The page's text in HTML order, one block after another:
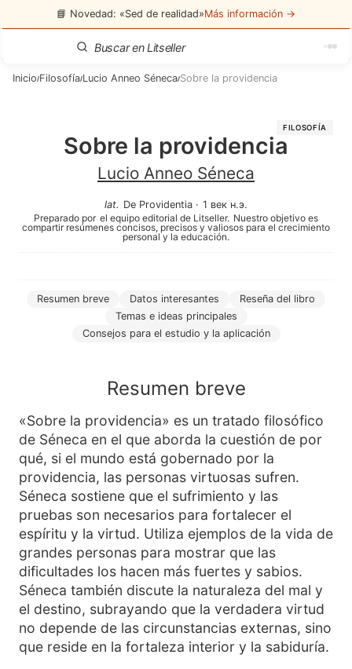
📘 Novedad: «Sed de realidad»Más información →
Inicio/Filosofía/Lucio Anneo Séneca/Sobre la providencia
FILOSOFÍA
Sobre la providencia
Lucio Anneo Séneca
lat. De Providentia · 1 век н.э.
Preparado por el equipo editorial de Litseller. Nuestro objetivo es
compartir resúmenes concisos, precisos y valiosos para el crecimiento
personal y la educación.
Resumen breve Datos interesantes
Reseña del libro
Temas e ideas principales
Consejos para el estudio y la aplicación
Resumen breve
«Sobre la providencia» es un tratado filosófico
de Séneca en el que aborda la cuestión de por
qué, si el mundo está gobernado por la
providencia, las personas virtuosas sufren.
Séneca sostiene que el sufrimiento y las
pruebas son necesarios para fortalecer el
espíritu y la virtud. Utiliza ejemplos de la vida de
grandes personas para mostrar que las
dificultades los hacen más fuertes y sabios.
Séneca también discute la naturaleza del mal y
el destino, subrayando que la verdadera virtud
no depende de las circunstancias externas, sino
que reside en la fortaleza interior y la sabiduría.